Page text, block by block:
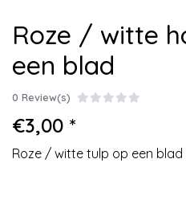
Roze / witte
een blad
0 Review(s)
€3,00 *
Roze / witte tulp op een blad